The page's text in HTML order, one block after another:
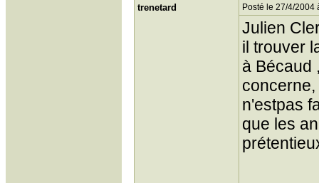
trenetard Posté le 27/4/2004
Julien
il trouver
à Bécaud
n'estpas
que les